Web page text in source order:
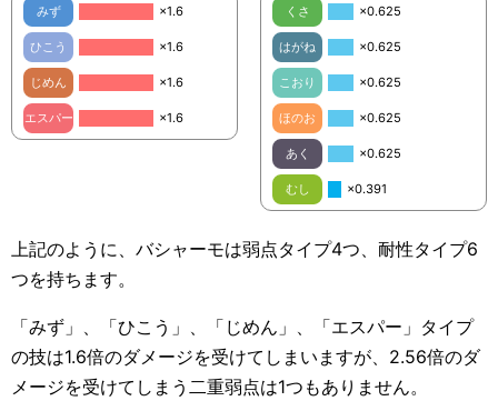
みず ×1.6
ひこう ×1.6
じめん ×1.6
エスパー ×1.6
くさ ×0.625
はがね ×0.625
こおり ×0.625
ほのお ×0.625
あく ×0.625
むし ×0.391
上記のように、バシャーモは弱点タイプ4つ、耐性タイプ6
つを持ちます。
「みず」、「ひこう」、「じめん」、「エスパー」タイプ
の技は1.6倍のダメージを受けてしまいますが、2.56倍のダ
メージを受けてしまう二重弱点は1つもありません。